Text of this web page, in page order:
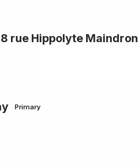
rue Hippolyte Maindron
Primary